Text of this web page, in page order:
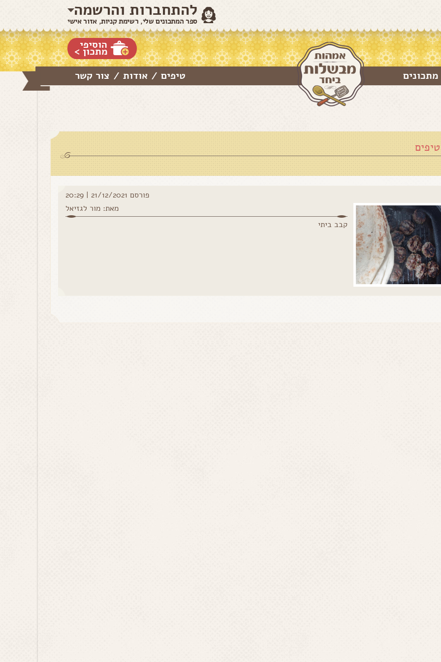
להתחברות והרשמה
ספר המתכונים שלי, רשימת קניות, אזור אישי
הוסיפי
מתכון >
מתכונים
טיפים / אודות / צור קשר
טיפים
פורסם 21/12/2021 | 20:29
מאת: מור לגזיאל
קבב ביתי